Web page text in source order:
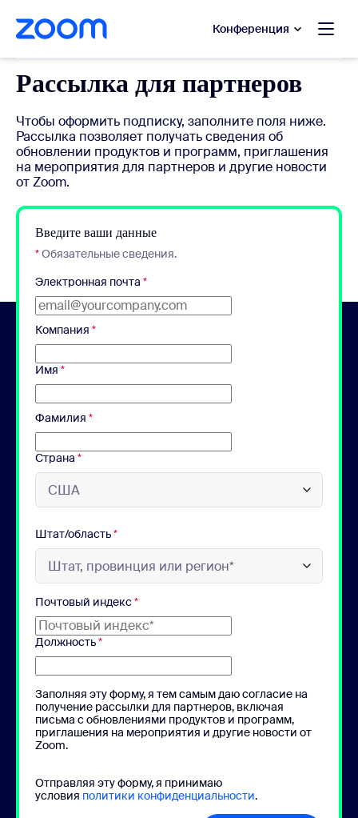
содержанию
в чат помощи Конференция
Рассылка для партнеров
Чтобы оформить подписку, заполните поля ниже.
Рассылка позволяет получать сведения об
обновлении продуктов и программ, приглашения
на мероприятия для партнеров и другие новости
от Zoom.
Введите ваши данные
*Обязательные сведения.
Электронная почта *
Компания *
Имя *
Фамилия *
Страна *
Штат/область*
Почтовый индекс*
Должность*
Заполняя эту форму, я тем самым даю согласие на
получение рассылки для партнеров, включая
письма с обновлениями продуктов и программ,
приглашения на мероприятия и другие новости от
Zoom.
Отправляя эту форму, я принимаю
условия политики конфиденциальности.